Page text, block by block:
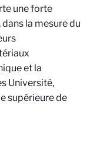
une forte
la mesure du
et la
Université,
supérieure de